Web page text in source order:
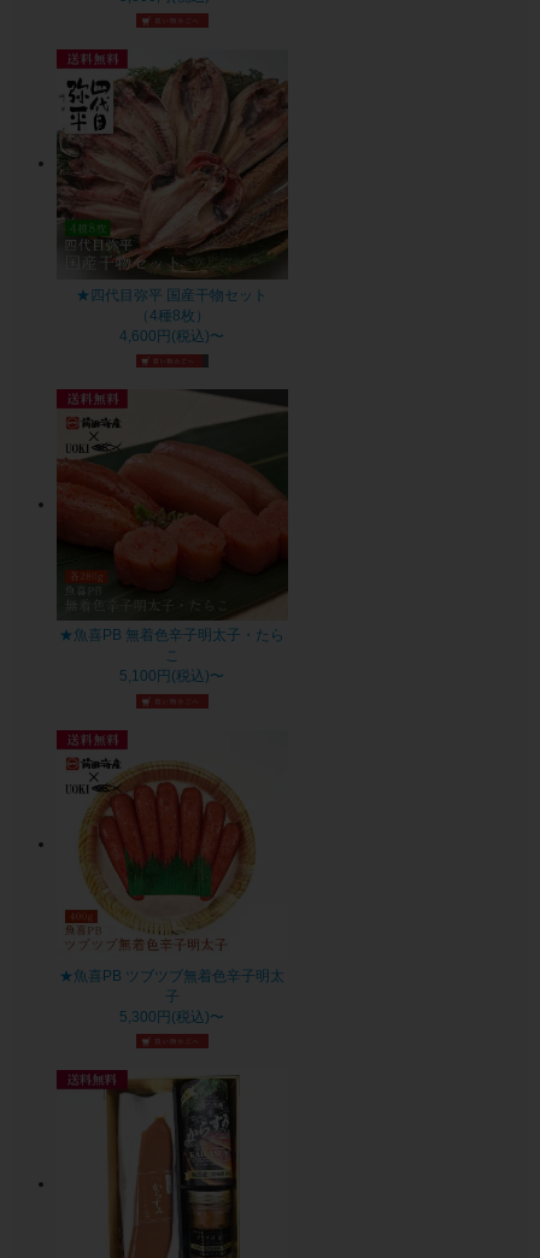
★四代目弥平 国産干物セット
（4種8枚）
4,600円(税込)〜
★魚喜PB 無着色辛子明太子・たら
こ
5,100円(税込)〜
★魚喜PB ツブツブ無着色辛子明太
子
5,300円(税込)〜